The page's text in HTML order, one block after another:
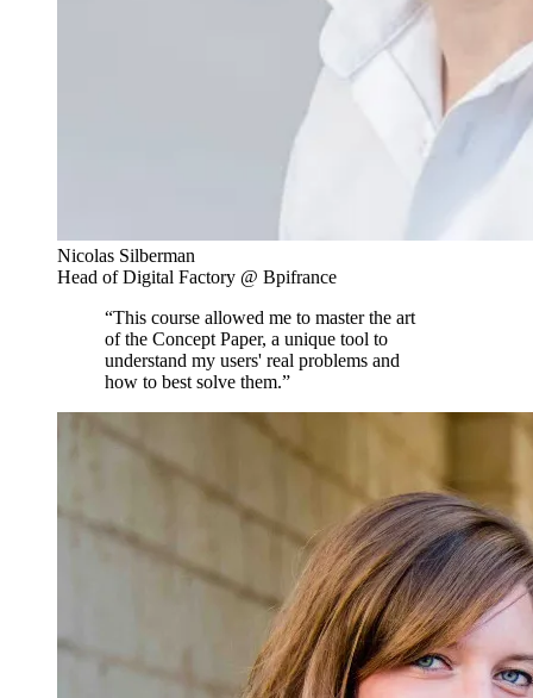
Nicolas Silberman
Head of Digital Factory @ Bpifrance
“This course allowed me to master the art
of the Concept Paper, a unique tool to
understand my users' real problems and
how to best solve them.”